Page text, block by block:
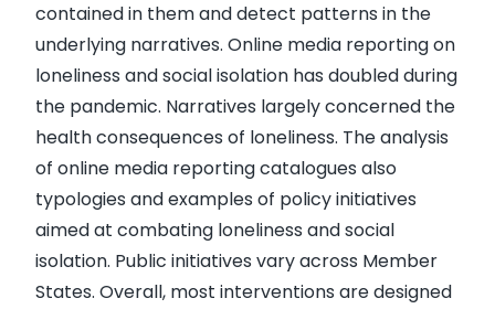
contained in them and detect patterns in the
underlying narratives. Online media reporting on
loneliness and social isolation has doubled during
the pandemic. Narratives largely concerned the
health consequences of loneliness. The analysis
of online media reporting catalogues also
typologies and examples of policy initiatives
aimed at combating loneliness and social
isolation. Public initiatives vary across Member
States. Overall, most interventions are designed